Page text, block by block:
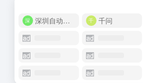
深圳自动化商城
千问